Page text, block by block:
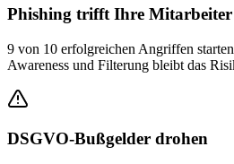
Phishing trifft Ihre Mitarbeiter
9 von 10 erfolgreichen Angriffen
Awareness und Filterung bleibt das
DSGVO-Bußgelder drohen